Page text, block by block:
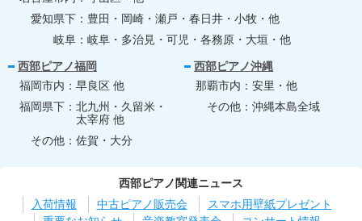
愛知県下
豊田・岡崎・瀬戸・春日井・小牧・他
岐阜
岐阜・多治見・可児・各務原・大垣・他
西部ピアノ福岡
福岡市内
早良区 他
福岡県下
北九州・久留米・
太宰府 他
その他
佐賀・大分
西部ピアノ沖縄
那覇市内
安里・他
その他
沖縄本島全域
西部ピアノ関連ニュース
入荷情報
中古ピアノ販売会
スマホ用壁紙プレゼント